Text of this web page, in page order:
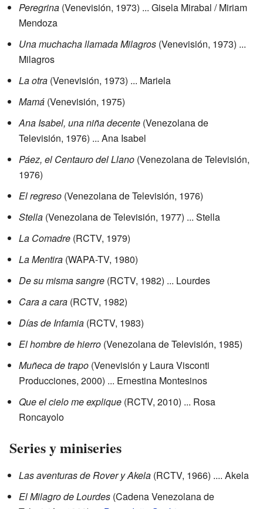
Peregrina (Venevisión, 1973) ... Gisela Mirabal / Miriam
Mendoza
Una muchacha llamada Milagros (Venevisión, 1973) ...
Milagros
La otra (Venevisión, 1973) ... Mariela
Mamá (Venevisión, 1975)
Ana Isabel, una niña decente (Venezolana de
Televisión, 1976) ... Ana Isabel
Páez, el Centauro del Llano (Venezolana de Televisión,
1976)
El regreso (Venezolana de Televisión, 1976)
Stella (Venezolana de Televisión, 1977) ... Stella
La Comadre (RCTV, 1979)
La Mentira (WAPA-TV, 1980)
De su misma sangre (RCTV, 1982) ... Lourdes
Cara a cara (RCTV, 1982)
Días de Infamia (RCTV, 1983)
El hombre de hierro (Venezolana de Televisión, 1985)
Muñeca de trapo (Venevisión y Laura Visconti
Producciones, 2000) ... Ernestina Montesinos
Que el cielo me explique (RCTV, 2010) ... Rosa
Roncayolo
Series y miniseries
Las aventuras de Rover y Akela (RCTV, 1966) .... Akela
El Milagro de Lourdes (Cadena Venezolana de